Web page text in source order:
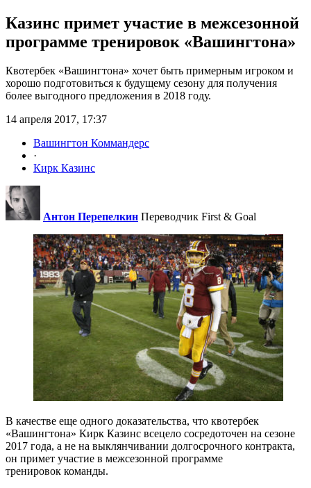
Казинс примет участие в межсезонной
программе тренировок «Вашингтона»
Квотербек «Вашингтона» хочет быть примерным игроком и
хорошо подготовиться к будущему сезону для получения
более выгодного предложения в 2018 году.
14 апреля 2017, 17:37
Вашингтон Коммандерс
·
Кирк Казинс
Антон Перепелкин Переводчик First & Goal
В качестве еще одного доказательства, что квотербек
«Вашингтона» Кирк Казинс всецело сосредоточен на сезоне
2017 года, а не на выклянчивании долгосрочного контракта,
он примет участие в межсезонной программе
тренировок команды.